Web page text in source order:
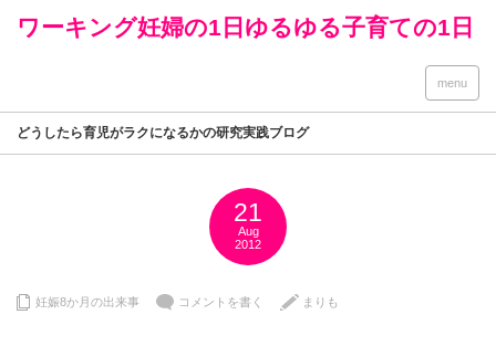
ワーキング妊婦の1日ゆるゆる子育ての1日
menu
どうしたら育児がラクになるかの研究実践ブログ
21
Aug
2012
妊娠8か月の出来事 コメントを書く まりも